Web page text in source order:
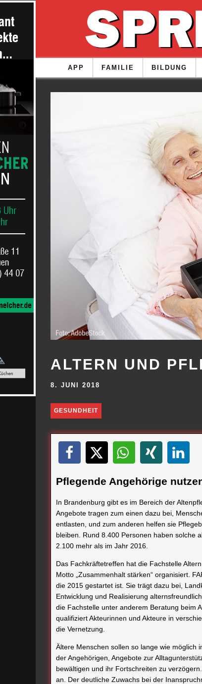
APP FAMILIE BILDUNG
ALTERN UND
8. JUNI 2018
GESUNDHEIT
Pflegende Angehörige
In Brandenburg gibt es im Bereich der
Angebote tragen zum einen dazu bei,
entlasten, und zum anderen helfen sie
bleiben. Rund 8.400 Personen haben solche
2.100 mehr als im Jahr 2016.
Das Fachkräftetreffen hat die Fachstelle
Motto „Zusammenhalt stärken“ organisiert.
die 2015 gestartet ist. Sie trägt dazu bei,
Entwicklung und Realisierung
die Fachstelle unter anderem Beratung beim
qualifiziert Akteurinnen und Akteure in
die Vernetzung.
Ältere Menschen sollen so lange wie möglich
der Angehörigen, Angebote zur
bewältigen und ihr Fortschreiten zu
an. Der deutliche Zuwachs bei der